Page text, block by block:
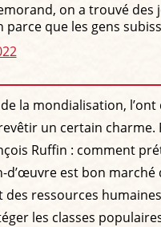
on a trouvé
que les gens
la mondialisation,
un certain
Ruffin : comment
d’œuvre est bon
ressources
les classes